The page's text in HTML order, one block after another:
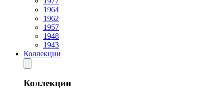
1964
1962
1957
1948
1943
Коллекции
Коллекции